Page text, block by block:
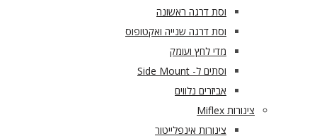
וסת דרגה ראשונה
וסת דרגה שנייה ואקטופוס
מדי לחץ ועומק
וסתים ל- Side Mount
אביזרים נלווים
צינורות Miflex
צינורות אינפלייטור